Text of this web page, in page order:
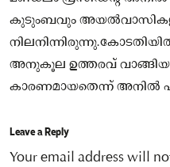
കുടുംബവും
അനുകൂല ഉത്തരവ്
കാരണമായതെന്ന് അനിൽ
Leave a Reply
Your email address will